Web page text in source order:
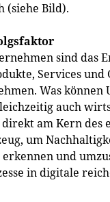
(siehe Bild).
sind das
Services
Was
auch
am Kern des
um
und
in digitale